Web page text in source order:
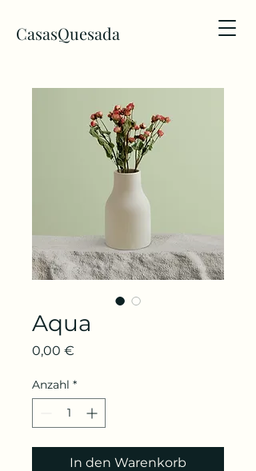
CasasQuesada
Aqua
0,00 €
Anzahl *
In den Warenkorb